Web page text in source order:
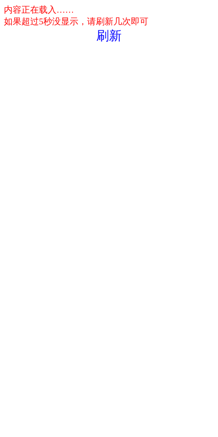
内容正在载入……
如果超过5秒没显示，请刷新几次即可
刷新